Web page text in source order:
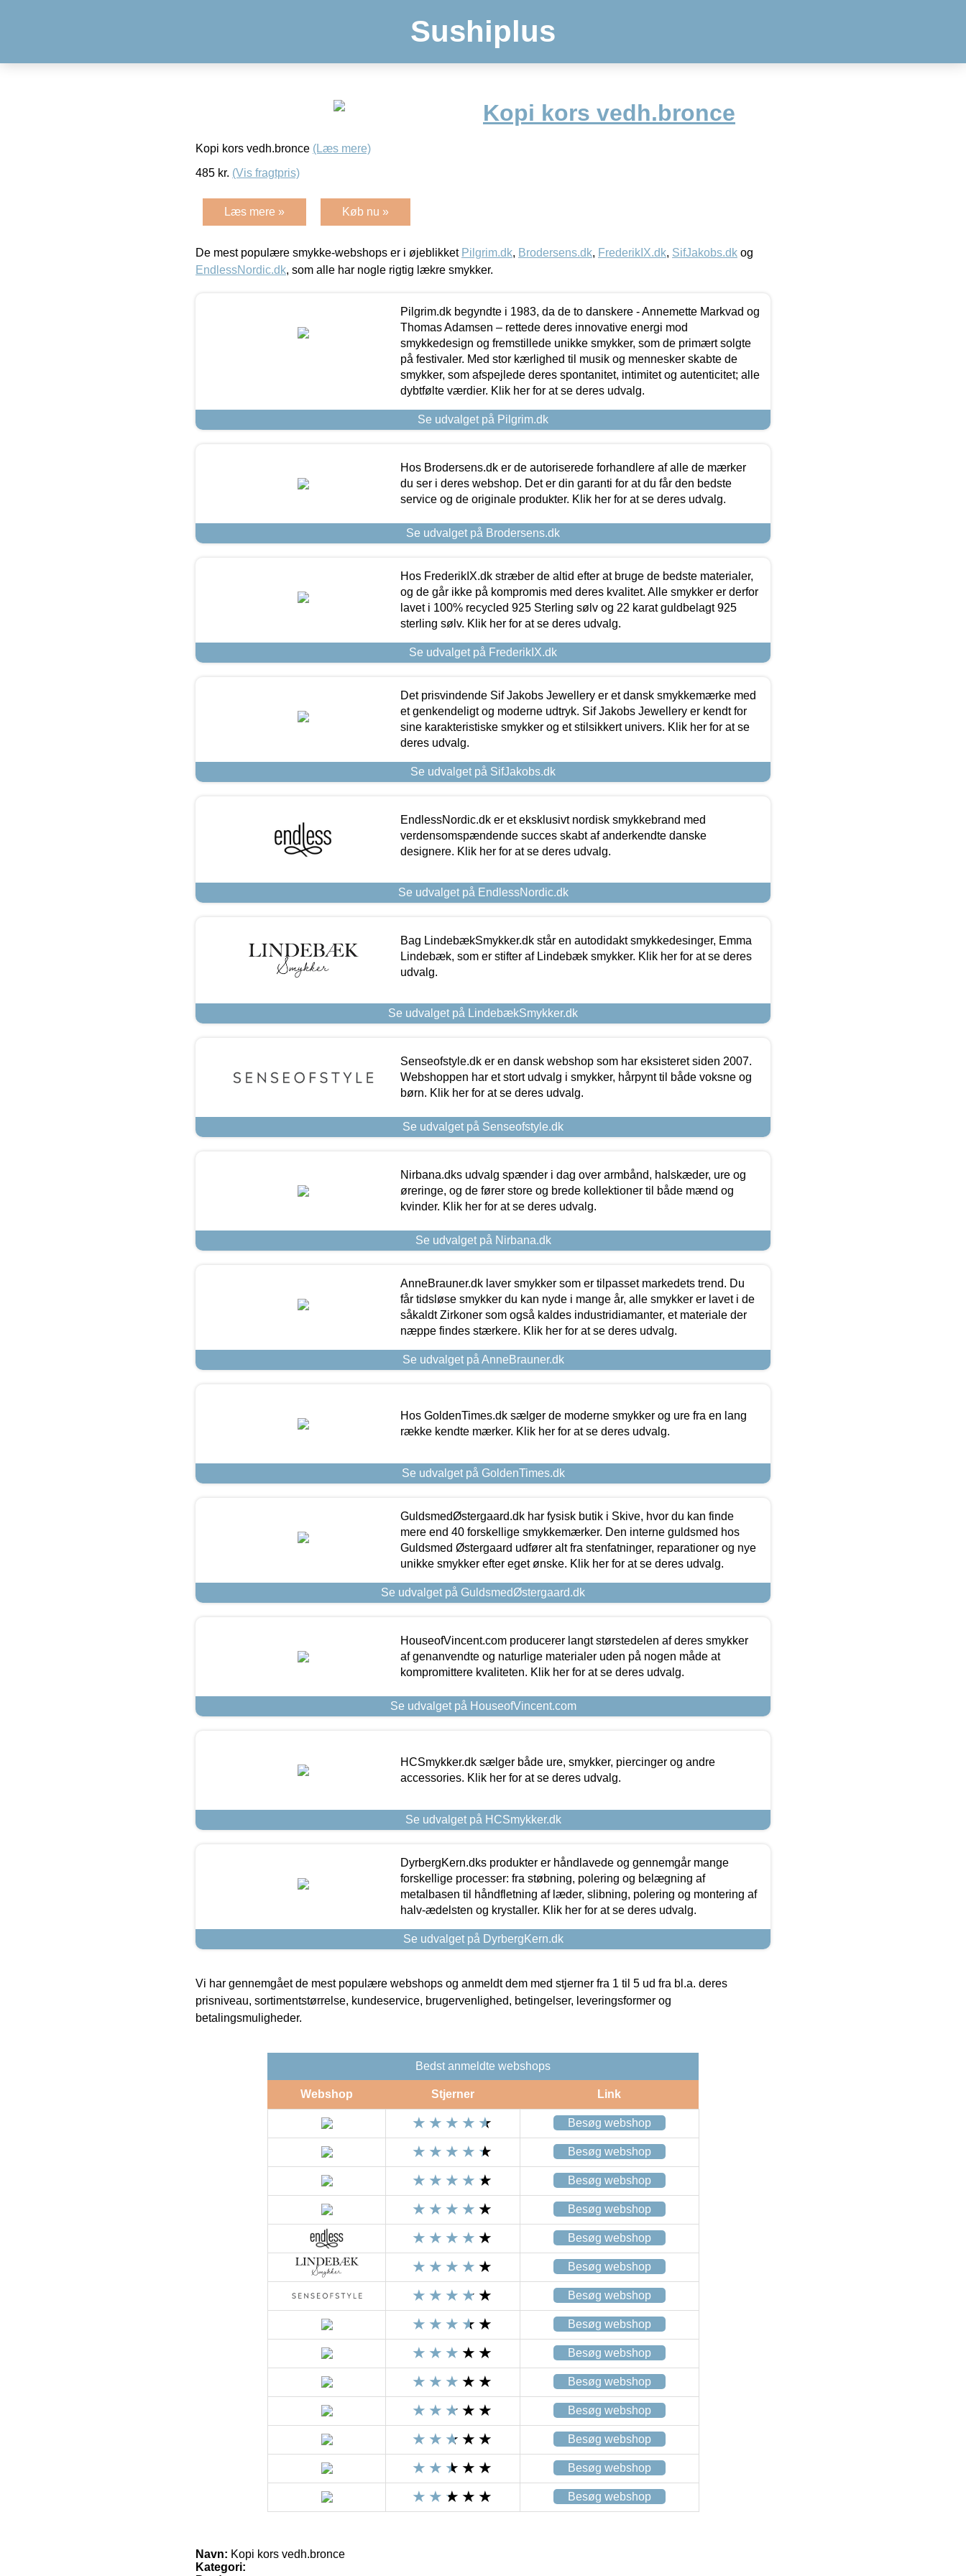
Sushiplus
Kopi kors vedh.bronce
Kopi kors vedh.bronce (Læs mere)
485 kr. (Vis fragtpris)
Læs mere » Køb nu »
De mest populære smykke-webshops er i øjeblikket Pilgrim.dk, Brodersens.dk, FrederikIX.dk, SifJakobs.dk og
EndlessNordic.dk, som alle har nogle rigtig lækre smykker.
Pilgrim.dk begyndte i 1983, da de to danskere - Annemette Markvad og
Thomas Adamsen – rettede deres innovative energi mod
smykkedesign og fremstillede unikke smykker, som de primært solgte
på festivaler. Med stor kærlighed til musik og mennesker skabte de
smykker, som afspejlede deres spontanitet, intimitet og autenticitet; alle
dybtfølte værdier. Klik her for at se deres udvalg.
Se udvalget på Pilgrim.dk
Hos Brodersens.dk er de autoriserede forhandlere af alle de mærker
du ser i deres webshop. Det er din garanti for at du får den bedste
service og de originale produkter. Klik her for at se deres udvalg.
Se udvalget på Brodersens.dk
Hos FrederikIX.dk stræber de altid efter at bruge de bedste materialer,
og de går ikke på kompromis med deres kvalitet. Alle smykker er derfor
lavet i 100% recycled 925 Sterling sølv og 22 karat guldbelagt 925
sterling sølv. Klik her for at se deres udvalg.
Se udvalget på FrederikIX.dk
Det prisvindende Sif Jakobs Jewellery er et dansk smykkemærke med
et genkendeligt og moderne udtryk. Sif Jakobs Jewellery er kendt for
sine karakteristiske smykker og et stilsikkert univers. Klik her for at se
deres udvalg.
Se udvalget på SifJakobs.dk
EndlessNordic.dk er et eksklusivt nordisk smykkebrand med
verdensomspændende succes skabt af anderkendte danske
designere. Klik her for at se deres udvalg.
Se udvalget på EndlessNordic.dk
Bag LindebækSmykker.dk står en autodidakt smykkedesinger, Emma
Lindebæk, som er stifter af Lindebæk smykker. Klik her for at se deres
udvalg.
Se udvalget på LindebækSmykker.dk
Senseofstyle.dk er en dansk webshop som har eksisteret siden 2007.
Webshoppen har et stort udvalg i smykker, hårpynt til både voksne og
børn. Klik her for at se deres udvalg.
Se udvalget på Senseofstyle.dk
Nirbana.dks udvalg spænder i dag over armbånd, halskæder, ure og
øreringe, og de fører store og brede kollektioner til både mænd og
kvinder. Klik her for at se deres udvalg.
Se udvalget på Nirbana.dk
AnneBrauner.dk laver smykker som er tilpasset markedets trend. Du
får tidsløse smykker du kan nyde i mange år, alle smykker er lavet i de
såkaldt Zirkoner som også kaldes industridiamanter, et materiale der
næppe findes stærkere. Klik her for at se deres udvalg.
Se udvalget på AnneBrauner.dk
Hos GoldenTimes.dk sælger de moderne smykker og ure fra en lang
række kendte mærker. Klik her for at se deres udvalg.
Se udvalget på GoldenTimes.dk
GuldsmedØstergaard.dk har fysisk butik i Skive, hvor du kan finde
mere end 40 forskellige smykkemærker. Den interne guldsmed hos
Guldsmed Østergaard udfører alt fra stenfatninger, reparationer og nye
unikke smykker efter eget ønske. Klik her for at se deres udvalg.
Se udvalget på GuldsmedØstergaard.dk
HouseofVincent.com producerer langt størstedelen af deres smykker
af genanvendte og naturlige materialer uden på nogen måde at
kompromittere kvaliteten. Klik her for at se deres udvalg.
Se udvalget på HouseofVincent.com
HCSmykker.dk sælger både ure, smykker, piercinger og andre
accessories. Klik her for at se deres udvalg.
Se udvalget på HCSmykker.dk
DyrbergKern.dks produkter er håndlavede og gennemgår mange
forskellige processer: fra støbning, polering og belægning af
metalbasen til håndfletning af læder, slibning, polering og montering af
halv-ædelsten og krystaller. Klik her for at se deres udvalg.
Se udvalget på DyrbergKern.dk
Vi har gennemgået de mest populære webshops og anmeldt dem med stjerner fra 1 til 5 ud fra bl.a. deres
prisniveau, sortimentstørrelse, kundeservice, brugervenlighed, betingelser, leveringsformer og
betalingsmuligheder.
Bedst anmeldte webshops
Webshop Stjerner Link
Besøg webshop
Besøg webshop
Besøg webshop
Besøg webshop
Besøg webshop
Besøg webshop
Besøg webshop
Besøg webshop
Besøg webshop
Besøg webshop
Besøg webshop
Besøg webshop
Besøg webshop
Besøg webshop
Navn: Kopi kors vedh.bronce
Kategori: